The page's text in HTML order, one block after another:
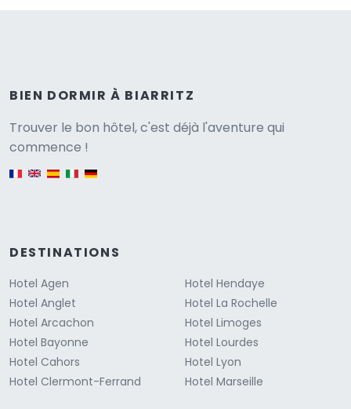
BIEN DORMIR À BIARRITZ
Trouver le bon hôtel, c'est déjà l'aventure qui
commence !
English version
DESTINATIONS
Hotel Agen
Hotel Anglet
Hotel Arcachon
Hotel Bayonne
Hotel Cahors
Hotel Clermont-Ferrand
Hotel Hendaye
Hotel La Rochelle
Hotel Limoges
Hotel Lourdes
Hotel Lyon
Hotel Marseille